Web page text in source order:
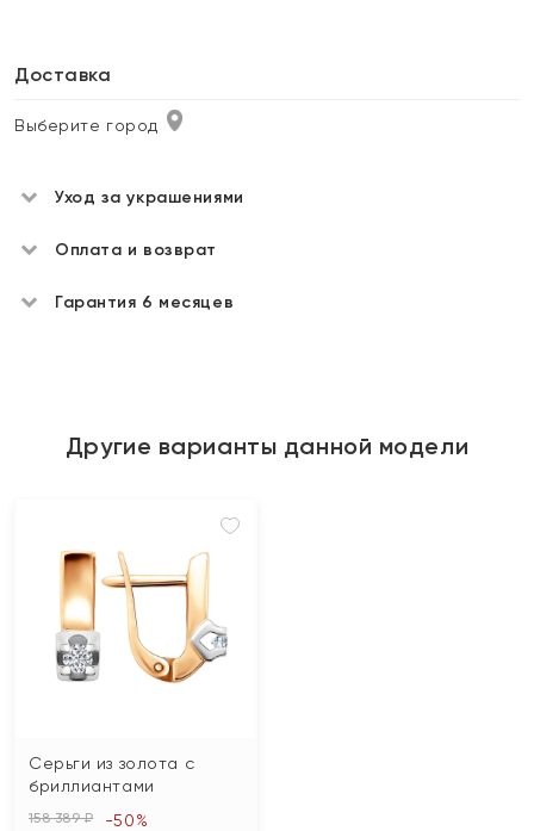
Доставка
Выберите город
Уход за украшениями
Оплата и возврат
Гарантия 6 месяцев
Другие варианты данной модели
Серьги из золота с
бриллиантами
158 389 ₽ -50%